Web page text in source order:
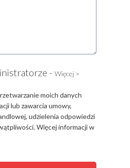
- Więcej >
moich danych
lub zawarcia umowy,
udzielenia odpowiedzi
Więcej informacji w